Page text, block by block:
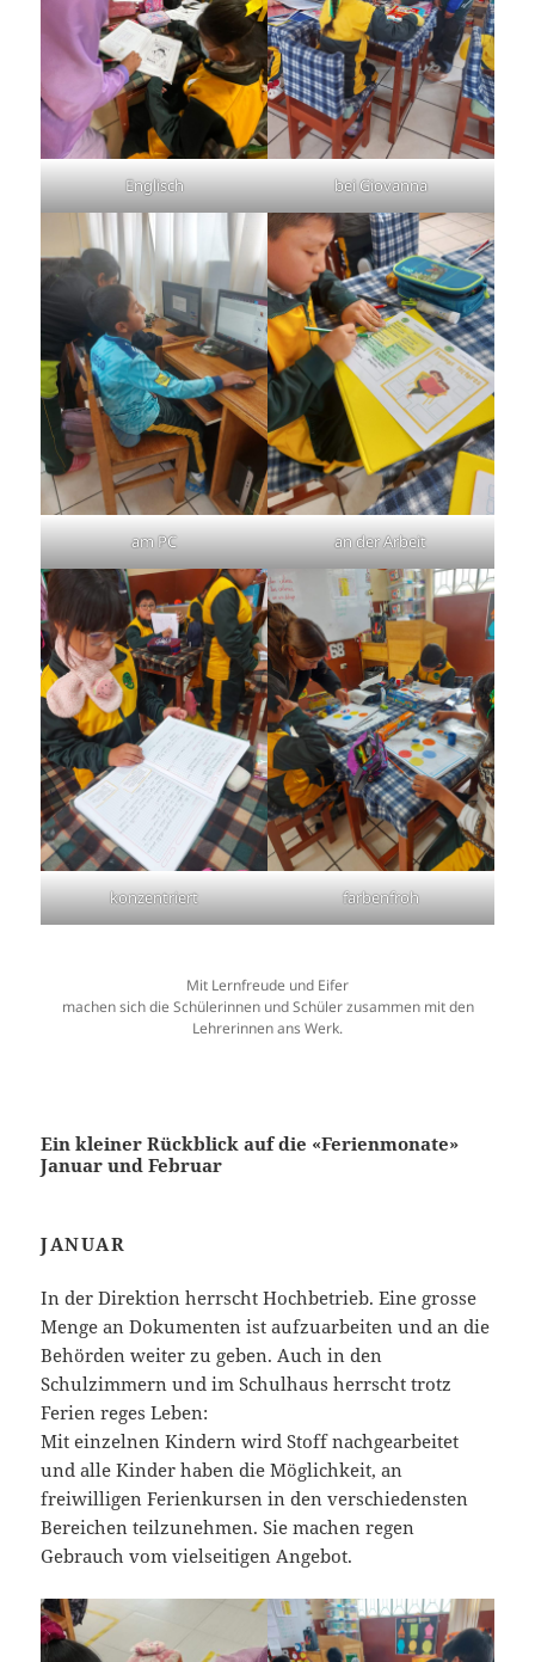
Englisch bei Giovanna
am PC an der Arbeit
konzentriert farbenfroh
Mit Lernfreude und Eifer
machen sich die Schülerinnen und Schüler zusammen mit den
Lehrerinnen ans Werk.
Ein kleiner Rückblick auf die «Ferienmonate»
Januar und Februar
JANUAR
In der Direktion herrscht Hochbetrieb. Eine grosse
Menge an Dokumenten ist aufzuarbeiten und an die
Behörden weiter zu geben. Auch in den
Schulzimmern und im Schulhaus herrscht trotz
Ferien reges Leben:
Mit einzelnen Kindern wird Stoff nachgearbeitet
und alle Kinder haben die Möglichkeit, an
freiwilligen Ferienkursen in den verschiedensten
Bereichen teilzunehmen. Sie machen regen
Gebrauch vom vielseitigen Angebot.